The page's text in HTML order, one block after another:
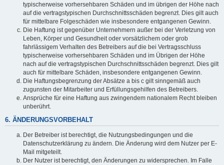
typischerweise vorhersehbaren Schäden und im übrigen der Höhe nach
auf die vertragstypischen Durchschnittsschäden begrenzt. Dies gilt auch
für mittelbare Folgeschäden wie insbesondere entgangenen Gewinn.
Die Haftung ist gegenüber Unternehmern außer bei der Verletzung von
Leben, Körper und Gesundheit oder vorsätzlichem oder grob
fahrlässigem Verhalten des Betreibers auf die bei Vertragsschluss
typischerweise vorhersehbaren Schäden und im Übrigen der Höhe
nach auf die vertragstypischen Durchschnittsschäden begrenzt. Dies gilt
auch für mittelbare Schäden, insbesondere entgangenen Gewinn.
Die Haftungsbegrenzung der Absätze a bis c gilt sinngemäß auch
zugunsten der Mitarbeiter und Erfüllungsgehilfen des Betreibers.
Ansprüche für eine Haftung aus zwingendem nationalem Recht bleiben
unberührt.
6. ÄNDERUNGSVORBEHALT
Der Betreiber ist berechtigt, die Nutzungsbedingungen und die
Datenschutzerklärung zu ändern. Die Änderung wird dem Nutzer per E-
Mail mitgeteilt.
Der Nutzer ist berechtigt, den Änderungen zu widersprechen. Im Falle